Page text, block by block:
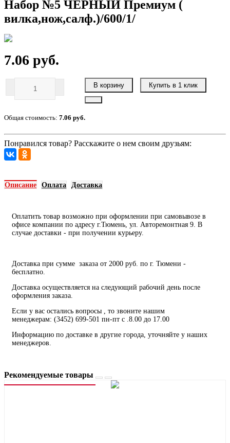
Набор №5 ЧЕРНЫЙ Премиум (
вилка,нож,салф.)/600/1/
7.06 руб.
В корзину Купить в 1 клик
Общая стоимость: 7.06 руб.
Понравился товар? Расскажите о нем своим друзьям:
Описание Оплата Доставка
Оплатить товар возможно при оформлении при самовывозе в
офисе компании по адресу г.Тюмень, ул. Авторемонтная 9. В
случае доставки - при получении курьеру.
Доставка при сумме заказа от 2000 руб. по г. Тюмени -
бесплатно.
Доставка осуществляется на следующий рабочий день после
оформления заказа.
Если у вас остались вопросы , то звоните нашим
менеджерам: (3452) 699-501 пн-пт с .8.00 до 17.00
Информацию по доставке в другие города, уточняйте у наших
менеджеров.
Рекомендуемые товары